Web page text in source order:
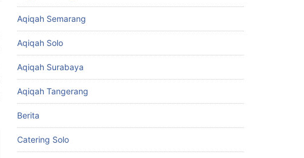
Aqiqah Semarang
Aqiqah Solo
Aqiqah Surabaya
Aqiqah Tangerang
Berita
Catering Solo